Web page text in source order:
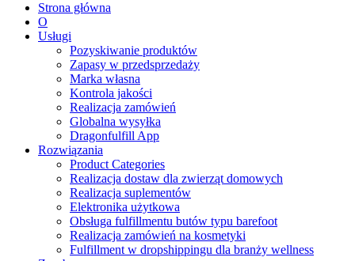
Strona główna
O
Usługi
Pozyskiwanie produktów
Zapasy w przedsprzedaży
Marka własna
Kontrola jakości
Realizacja zamówień
Globalna wysyłka
Dragonfulfill App
Rozwiązania
Product Categories
Realizacja dostaw dla zwierząt domowych
Realizacja suplementów
Elektronika użytkowa
Obsługa fulfillmentu butów typu barefoot
Realizacja zamówień na kosmetyki
Fulfillment w dropshippingu dla branży wellness